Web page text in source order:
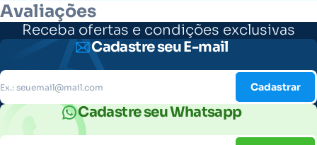
Avaliações
Receba ofertas e condições exclusivas
Cadastre seu E-mail
Cadastrar
Cadastre seu Whatsapp